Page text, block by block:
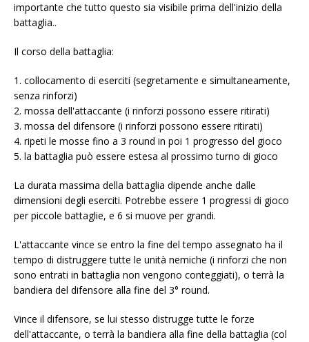
importante che tutto questo sia visibile prima dell'inizio della
battaglia..
Il corso della battaglia:
1. collocamento di eserciti (segretamente e simultaneamente,
senza rinforzi)
2. mossa dell'attaccante (i rinforzi possono essere ritirati)
3. mossa del difensore (i rinforzi possono essere ritirati)
4. ripeti le mosse fino a 3 round in poi 1 progresso del gioco
5. la battaglia può essere estesa al prossimo turno di gioco
La durata massima della battaglia dipende anche dalle
dimensioni degli eserciti. Potrebbe essere 1 progressi di gioco
per piccole battaglie, e 6 si muove per grandi.
L'attaccante vince se entro la fine del tempo assegnato ha il
tempo di distruggere tutte le unità nemiche (i rinforzi che non
sono entrati in battaglia non vengono conteggiati), o terrà la
bandiera del difensore alla fine del 3° round.
Vince il difensore, se lui stesso distrugge tutte le forze
dell'attaccante, o terrà la bandiera alla fine della battaglia (col